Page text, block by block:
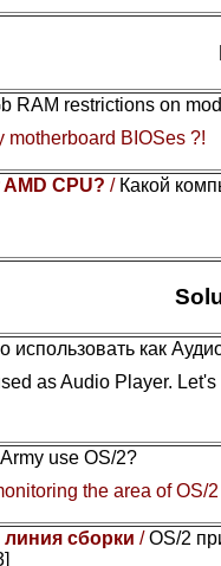
RAM restrictions on
motherboard BIOSes ?!
CPU? / Какой
использовать как
as Audio Player.
Army use OS/2?
the area of OS/
линия сборки /OS/2